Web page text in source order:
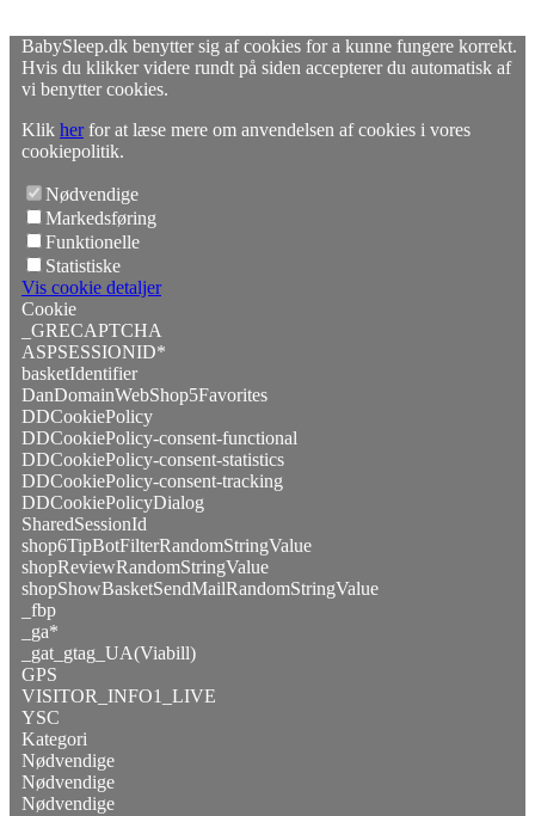
BabySleep.dk benytter sig af cookies for a kunne fungere korrekt.
Hvis du klikker videre rundt på siden accepterer du automatisk af
vi benytter cookies.
Klik her for at læse mere om anvendelsen af cookies i vores
cookiepolitik.
Nødvendige
Markedsføring
Funktionelle
Statistiske
Vis cookie detaljer
Cookie
_GRECAPTCHA
ASPSESSIONID*
basketIdentifier
DanDomainWebShop5Favorites
DDCookiePolicy
DDCookiePolicy-consent-functional
DDCookiePolicy-consent-statistics
DDCookiePolicy-consent-tracking
DDCookiePolicyDialog
SharedSessionId
shop6TipBotFilterRandomStringValue
shopReviewRandomStringValue
shopShowBasketSendMailRandomStringValue
_fbp
_ga*
_gat_gtag_UA(Viabill)
GPS
VISITOR_INFO1_LIVE
YSC
Kategori
Nødvendige
Nødvendige
Nødvendige